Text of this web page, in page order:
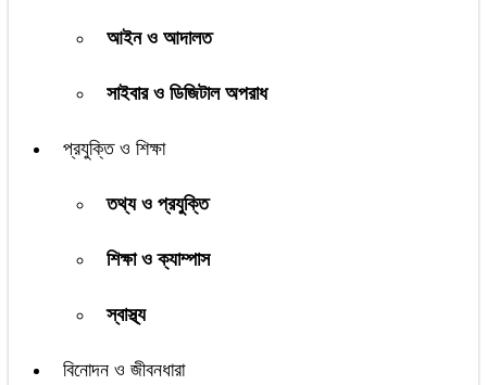
আইন ও আদালত
সাইবার ও ডিজিটাল অপরাধ
প্রযুক্তি ও শিক্ষা
তথ্য ও প্রযুক্তি
শিক্ষা ও ক্যাম্পাস
স্বাস্থ্য
বিনোদন ও জীবনধারা